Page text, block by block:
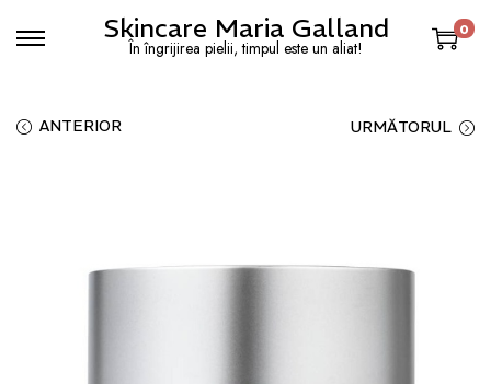
Skincare Maria Galland
În îngrijirea pielii, timpul este un aliat!
0
ANTERIOR URMĂTORUL